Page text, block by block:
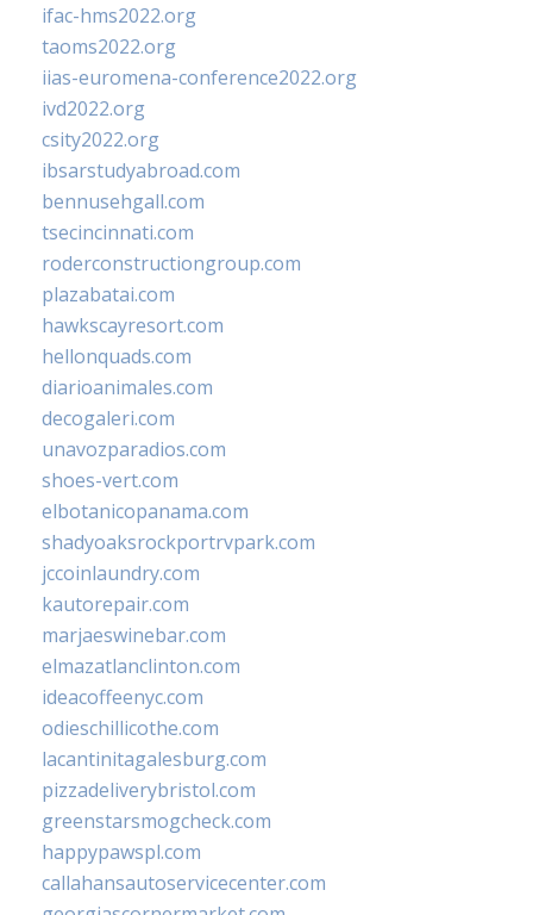
ifac-hms2022.org
taoms2022.org
iias-euromena-conference2022.org
ivd2022.org
csity2022.org
ibsarstudyabroad.com
bennusehgall.com
tsecincinnati.com
roderconstructiongroup.com
plazabatai.com
hawkscayresort.com
hellonquads.com
diarioanimales.com
decogaleri.com
unavozparadios.com
shoes-vert.com
elbotanicopanama.com
shadyoaksrockportrvpark.com
jccoinlaundry.com
kautorepair.com
marjaeswinebar.com
elmazatlanclinton.com
ideacoffeenyc.com
odieschillicothe.com
lacantinitagalesburg.com
pizzadeliverybristol.com
greenstarsmogcheck.com
happypawspl.com
callahansautoservicecenter.com